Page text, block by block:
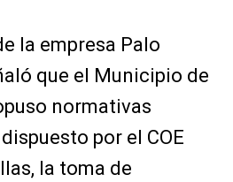
la empresa Palo
que el Municipio de
normativas
por el COE
la toma de